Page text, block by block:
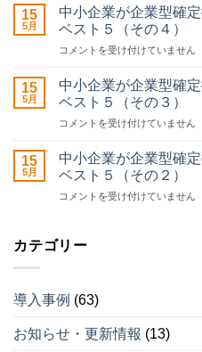
ベ
イ
【障
害
金】
申
サ
ー
ト
ン
運
始
は
15
5月
中小企業が企業型確
ベスト５（その４）
中
企
業
企
型
確
拠
金
入
し
い
コメントを受け付けていません
15
5月
中小企業が企業型確
ベスト５（その３）
中
企
業
企
確
年
を
コメントを受け付けていません
15
5月
中小企業が企業型確
ベスト５（その２）
中
業
が
型
定
コメントを受け付けていません
カテゴリー
導入事例 (63)
お知らせ・更新情報 (13)